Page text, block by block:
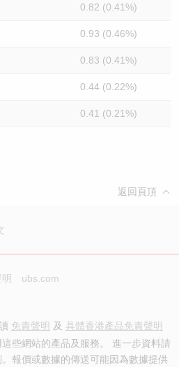
0.82 (0.41%)
0.93 (0.46%)
0.83 (0.41%)
0.44 (0.22%)
0.41 (0.21%)
返回頁頂
ubs.com
免責聲明 及 具體香港產品免責聲明
些網站的產品及服務。 進一步資料請
報價或數據的傳送可能因為數據提供